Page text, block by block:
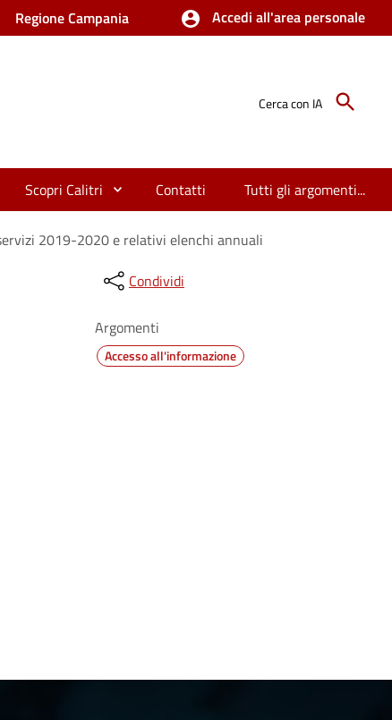
Regione Campania Accedi all'area personale
Cerca con IA
Scopri Calitri Contatti Tutti gli argomenti...
2019-2020 e relativi elenchi annuali
Condividi
Argomenti
Accesso all'informazione